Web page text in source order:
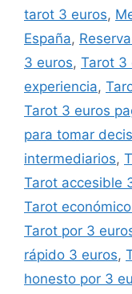
tarot 3 euros,
España,
3 euros, Tarot 3
experiencia,
Tarot 3 euros
para tomar
intermediarios,
Tarot accesible
Tarot
Tarot por 3
rápido 3 euros,
honesto por 3